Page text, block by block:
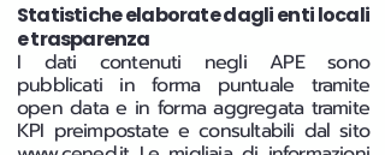
Statistiche elaborate dagli enti locali
e trasparenza
I dati contenuti negli APE sono
pubblicati in forma puntuale tramite
open data e in forma aggregata tramite
KPI preimpostate e consultabili dal sito